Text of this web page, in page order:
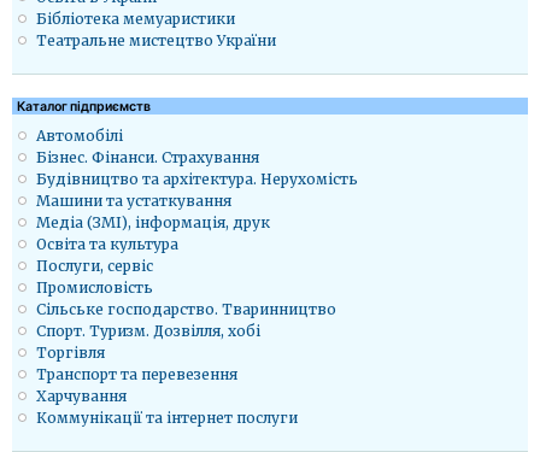
Бібліотека мемуаристики
Театральне мистецтво України
Каталог підприємств
Автомобілі
Бізнес. Фінанси. Страхування
Будівництво та архітектура. Нерухомість
Машини та устаткування
Медіа (ЗМІ), інформація, друк
Освіта та культура
Послуги, сервіс
Промисловість
Сільське господарство. Тваринництво
Спорт. Туризм. Дозвілля, хобі
Торгівля
Транспорт та перевезення
Харчування
Коммунікації та інтернет послуги